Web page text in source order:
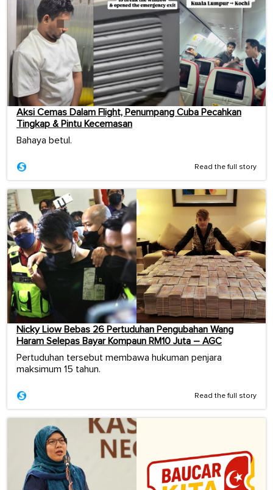
Aksi Cemas Dalam Flight, Penumpang Cuba Pecahkan
Tingkap & Pintu Kecemasan
Bahaya betul.
Read the full story
Nicky Liow Bebas 26 Pertuduhan Pengubahan Wang
Haram Selepas Bayar Kompaun RM10 Juta – AGC
Pertuduhan tersebut membawa hukuman penjara
maksimum 15 tahun.
Read the full story